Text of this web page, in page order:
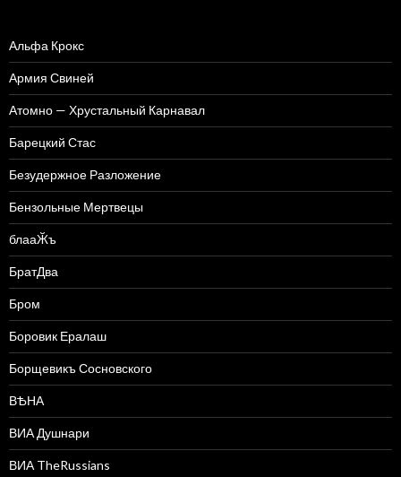
Альфа Крокс
Армия Свиней
Атомно — Хрустальный Карнавал
Барецкий Стас
Безудержное Разложение
Бензольные Мертвецы
блааӁъ
БратДва
Бром
Боровик Ералаш
Борщевикъ Сосновского
ВѢНА
ВИА Душнари
ВИА TheRussians